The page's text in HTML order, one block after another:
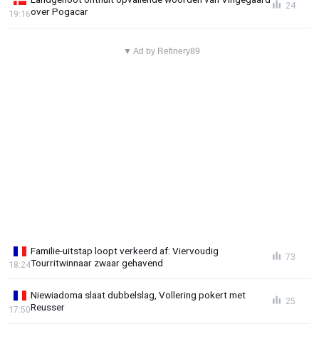
over Pogacar
19:16
24
▼ Ad by Refinery89
Familie-uitstap loopt verkeerd af: Viervoudig
Tourritwinnaar zwaar gehavend
18:24
73
Niewiadoma slaat dubbelslag, Vollering pokert met
Reusser
17:50
25